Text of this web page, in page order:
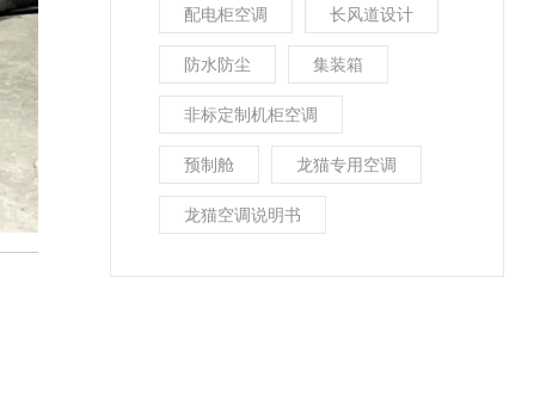
配电柜空调 长风道设计
防水防尘 集装箱
非标定制机柜空调
预制舱 龙猫专用空调
龙猫空调说明书